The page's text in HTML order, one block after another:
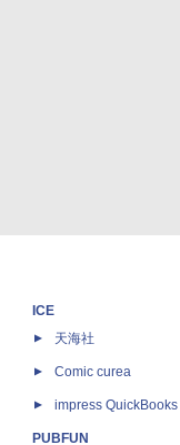
ICE
天海社
Comic curea
impress QuickBooks
PUBFUN